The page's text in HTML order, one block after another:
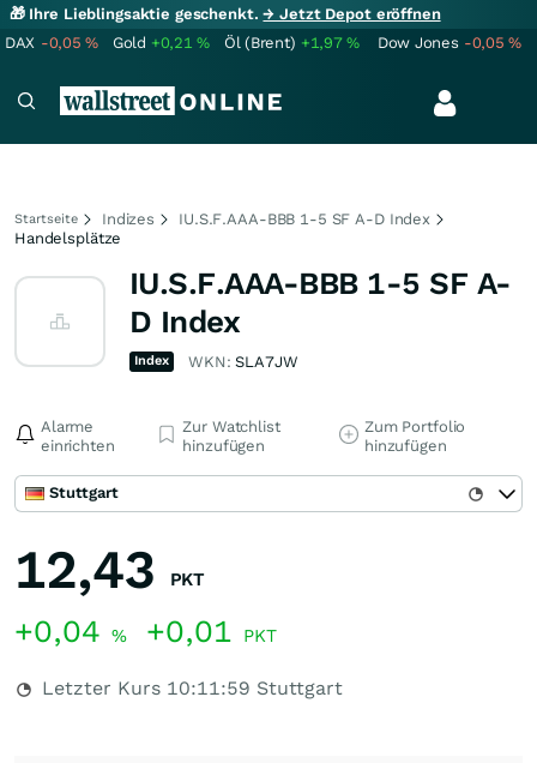
🎁 Ihre Lieblingsaktie geschenkt.→ Jetzt Depot eröffnen
DAX -0,05% Gold +0,21% Öl (Brent) +1,97% Dow Jones -0,05%
Startseite Indizes
IU.S.F.AAA-BBB 1-5 SF A-D Index
Handelsplätze
IU.S.F.AAA-BBB 1-5 SF A-
D Index
Index WKN:SLA7JW
Alarme
einrichten
Zur Watchlist
hinzufügen
Zum Portfolio
hinzufügen
Stuttgart
12,43 PKT
+0,04 % +0,01 PKT
Letzter Kurs 10:11:59 Stuttgart